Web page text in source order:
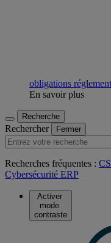
obligations
En savoir plus
Recherche
Rechercher
Fermer
Recherches fréquentes :
Cybersécurité ERP
Activer
mode
contraste